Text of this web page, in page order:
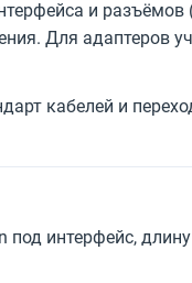
и разъёмов
Для адаптеров
кабелей и
под интерфейс,